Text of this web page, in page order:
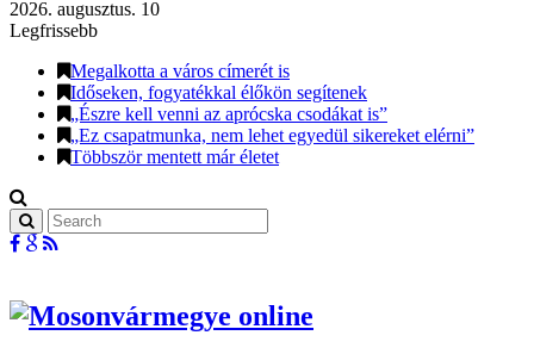
2026. augusztus. 10
Legfrissebb
Megalkotta a város címerét is
Időseken, fogyatékkal élőkön segítenek
„Észre kell venni az aprócska csodákat is”
„Ez csapatmunka, nem lehet egyedül sikereket elérni”
Többször mentett már életet